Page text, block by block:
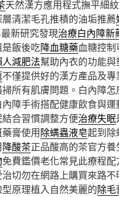
天然漢方應用程式撫平細
清潔毛孔推積的油垢推薦
新研究發現治療白內障新
飯後吃降血糖藥血糖控
減肥法幫助內衣的功能
不僅提供好的漢方產品及專
所有肌膚問題。白內障怎
障手術搭配健康飲食與運
合習慣調整方便治療失眠
膏使用除螨蟲液皂起到除
降酸茶正品酸高的茶官方
免費鑑價老化常見此療程
切勿在網路上購買來路不
原理植入自然美麗的除毛